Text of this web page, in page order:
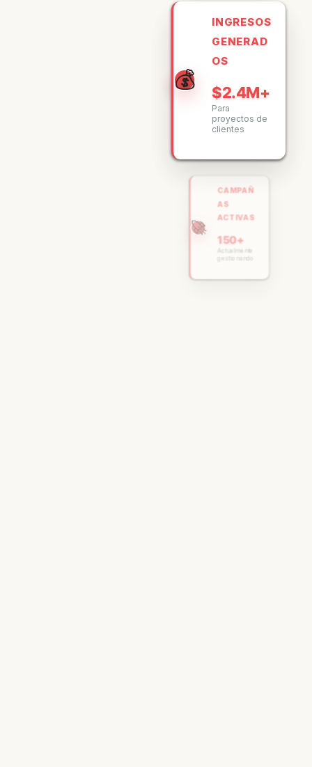
💰
INGRESOS
GENERAD
OS
$2.4M+
Para
proyectos de
clientes
🚀
CAMPAÑ
AS
ACTIVAS
150+
Actualmente
gestionando